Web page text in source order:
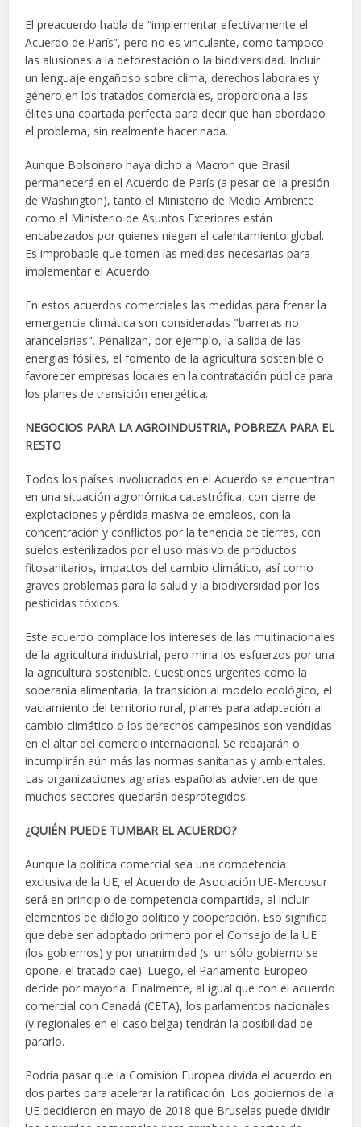
El preacuerdo habla de “implementar efectivamente el
Acuerdo de París”, pero no es vinculante, como tampoco
las alusiones a la deforestación o la biodiversidad. Incluir
un lenguaje engañoso sobre clima, derechos laborales y
género en los tratados comerciales, proporciona a las
élites una coartada perfecta para decir que han abordado
el problema, sin realmente hacer nada.
Aunque Bolsonaro haya dicho a Macron que Brasil
permanecerá en el Acuerdo de París (a pesar de la presión
de Washington), tanto el Ministerio de Medio Ambiente
como el Ministerio de Asuntos Exteriores están
encabezados por quienes niegan el calentamiento global.
Es improbable que tomen las medidas necesarias para
implementar el Acuerdo.
En estos acuerdos comerciales las medidas para frenar la
emergencia climática son consideradas "barreras no
arancelarias". Penalizan, por ejemplo, la salida de las
energías fósiles, el fomento de la agricultura sostenible o
favorecer empresas locales en la contratación pública para
los planes de transición energética.
NEGOCIOS PARA LA AGROINDUSTRIA, POBREZA PARA EL
RESTO
Todos los países involucrados en el Acuerdo se encuentran
en una situación agronómica catastrófica, con cierre de
explotaciones y pérdida masiva de empleos, con la
concentración y conflictos por la tenencia de tierras, con
suelos esterilizados por el uso masivo de productos
fitosanitarios, impactos del cambio climático, así como
graves problemas para la salud y la biodiversidad por los
pesticidas tóxicos.
Este acuerdo complace los intereses de las multinacionales
de la agricultura industrial, pero mina los esfuerzos por una
la agricultura sostenible. Cuestiones urgentes como la
soberanía alimentaria, la transición al modelo ecológico, el
vaciamiento del territorio rural, planes para adaptación al
cambio climático o los derechos campesinos son vendidas
en el altar del comercio internacional. Se rebajarán o
incumplirán aún más las normas sanitarias y ambientales.
Las organizaciones agrarias españolas advierten de que
muchos sectores quedarán desprotegidos.
¿QUIÉN PUEDE TUMBAR EL ACUERDO?
Aunque la política comercial sea una competencia
exclusiva de la UE, el Acuerdo de Asociación UE-Mercosur
será en principio de competencia compartida, al incluir
elementos de diálogo político y cooperación. Eso significa
que debe ser adoptado primero por el Consejo de la UE
(los gobiernos) y por unanimidad (si un sólo gobierno se
opone, el tratado cae). Luego, el Parlamento Europeo
decide por mayoría. Finalmente, al igual que con el acuerdo
comercial con Canadá (CETA), los parlamentos nacionales
(y regionales en el caso belga) tendrán la posibilidad de
pararlo.
Podría pasar que la Comisión Europea divida el acuerdo en
dos partes para acelerar la ratificación. Los gobiernos de la
UE decidieron en mayo de 2018 que Bruselas puede dividir